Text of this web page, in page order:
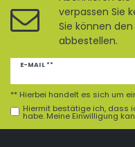
verpassen Sie
Sie können
abbestellen.
E-MAIL **
Newsletter
Hiermit bestätige ich, dass
habe. Meine Einwilligung
** Hierbei handelt es sich um